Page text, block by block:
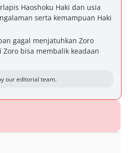
Haoshoku Haki dan usia
serta kemampuan Haki
gagal menjatuhkan Zoro
bisa membalik keadaan
our editorial team.